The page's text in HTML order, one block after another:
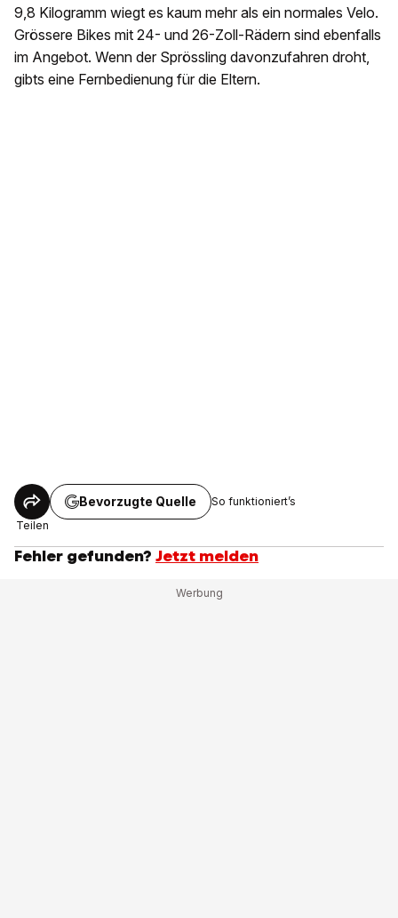
9,8 Kilogramm wiegt es kaum mehr als ein normales Velo.
Grössere Bikes mit 24- und 26-Zoll-Rädern sind ebenfalls
im Angebot. Wenn der Sprössling davonzufahren droht,
gibts eine Fernbedienung für die Eltern.
Teilen
Bevorzugte Quelle So funktioniert’s
Fehler gefunden? Jetzt melden